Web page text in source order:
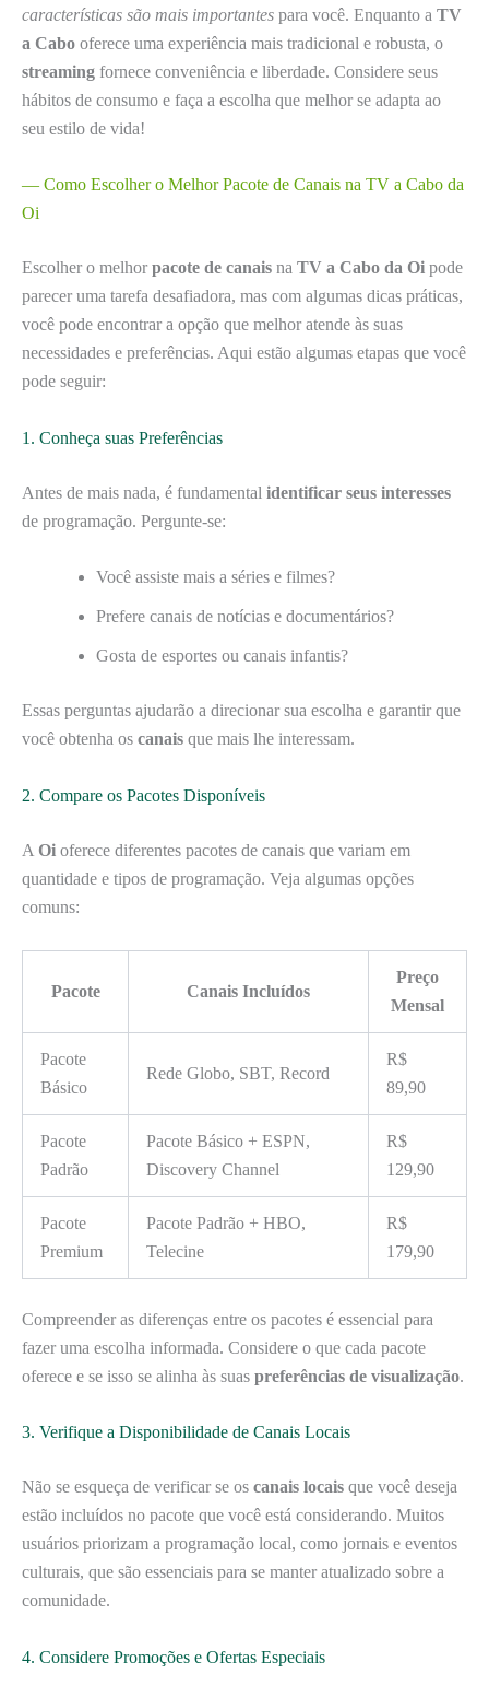
características são mais importantes para você. Enquanto a TV
a Cabo oferece uma experiência mais tradicional e robusta, o
streaming fornece conveniência e liberdade. Considere seus
hábitos de consumo e faça a escolha que melhor se adapta ao
seu estilo de vida!
— Como Escolher o Melhor Pacote de Canais na TV a Cabo da
Oi
Escolher o melhor pacote de canais na TV a Cabo da Oi pode
parecer uma tarefa desafiadora, mas com algumas dicas práticas,
você pode encontrar a opção que melhor atende às suas
necessidades e preferências. Aqui estão algumas etapas que você
pode seguir:
1. Conheça suas Preferências
Antes de mais nada, é fundamental identificar seus interesses
de programação. Pergunte-se:
Você assiste mais a séries e filmes?
Prefere canais de notícias e documentários?
Gosta de esportes ou canais infantis?
Essas perguntas ajudarão a direcionar sua escolha e garantir que
você obtenha os canais que mais lhe interessam.
2. Compare os Pacotes Disponíveis
A Oi oferece diferentes pacotes de canais que variam em
quantidade e tipos de programação. Veja algumas opções
comuns:
Pacote Canais Incluídos
Preço
Mensal
Pacote
Básico
Rede Globo, SBT, Record
R$
89,90
Pacote
Padrão
Pacote Básico + ESPN,
Discovery Channel
R$
129,90
Pacote
Premium
Pacote Padrão + HBO,
Telecine
R$
179,90
Compreender as diferenças entre os pacotes é essencial para
fazer uma escolha informada. Considere o que cada pacote
oferece e se isso se alinha às suas preferências de visualização.
3. Verifique a Disponibilidade de Canais Locais
Não se esqueça de verificar se os canais locais que você deseja
estão incluídos no pacote que você está considerando. Muitos
usuários priorizam a programação local, como jornais e eventos
culturais, que são essenciais para se manter atualizado sobre a
comunidade.
4. Considere Promoções e Ofertas Especiais